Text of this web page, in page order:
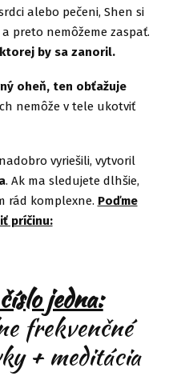
alebo pečeni, Shen si
preto nemôžeme zaspať.
by sa zanoril.
oheň, ten obťažuje
nemôže v tele ukotviť
vyriešili, vytvoril
. Ak ma sledujete dlhšie,
rád komplexne. Poďme
príčinu:
jedna:
frekvenčné
+ meditácia